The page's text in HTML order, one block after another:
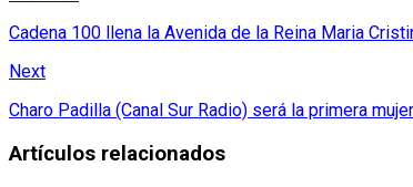
Cadena 100 llena la Avenida de la Reina Maria
Next
Charo Padilla (Canal Sur Radio) será la primera
Artículos relacionados